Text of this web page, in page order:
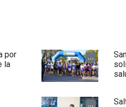
por
la
...
...